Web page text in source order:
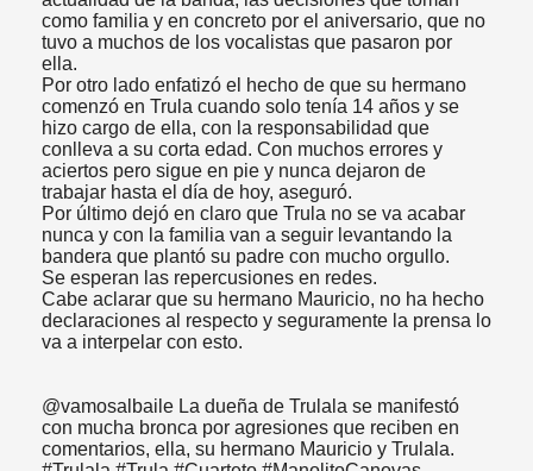
como familia y en concreto por el aniversario, que no
tuvo a muchos de los vocalistas que pasaron por
ella.
Por otro lado enfatizó el hecho de que su hermano
comenzó en Trula cuando solo tenía 14 años y se
hizo cargo de ella, con la responsabilidad que
conlleva a su corta edad. Con muchos errores y
aciertos pero sigue en pie y nunca dejaron de
trabajar hasta el día de hoy, aseguró.
Por último dejó en claro que Trula no se va acabar
nunca y con la familia van a seguir levantando la
bandera que plantó su padre con mucho orgullo.
Se esperan las repercusiones en redes.
Cabe aclarar que su hermano Mauricio, no ha hecho
declaraciones al respecto y seguramente la prensa lo
va a interpelar con esto.
@vamosalbaile La dueña de Trulala se manifestó
con mucha bronca por agresiones que reciben en
comentarios, ella, su hermano Mauricio y Trulala.